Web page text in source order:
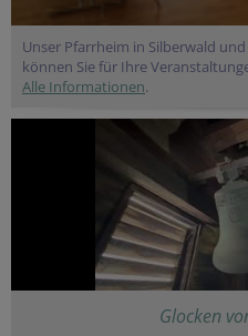
Unser Pfarrheim in Silberwald
können Sie für Ihre
Alle Informationen.
Glocken